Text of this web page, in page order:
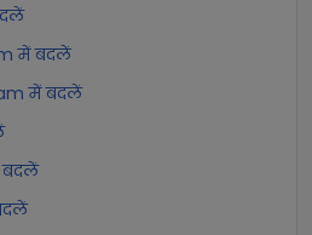
में बदलें
में बदलें
बदलें